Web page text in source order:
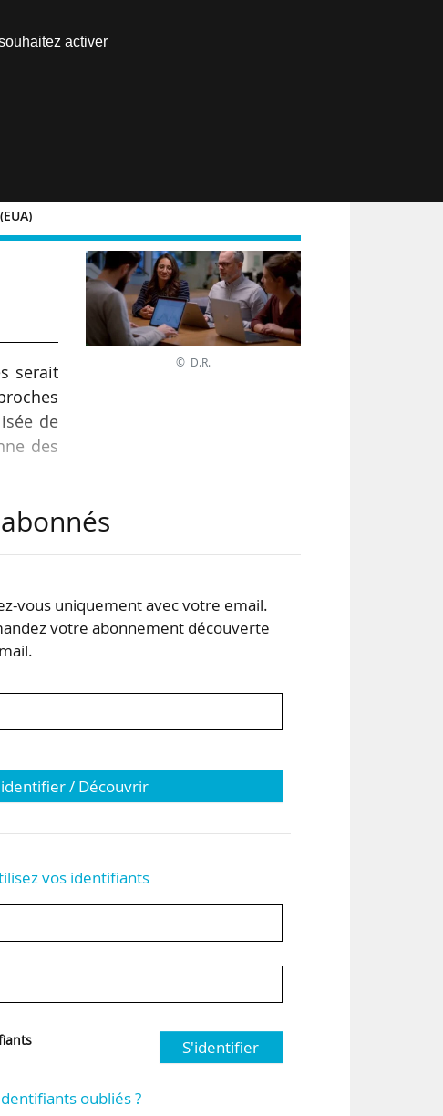
serait
de
des
a
en
© D.R.
vous uniquement avec votre email.
votre abonnement découverte
/ Découvrir
vos identifiants
S'identifier
oubliés ?
activer